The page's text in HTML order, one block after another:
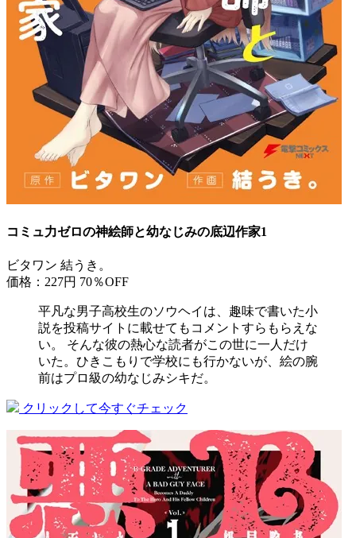
コミュ力ゼロの神絵師と幼なじみの底辺作家1
ビタワン 結うき。
価格：227円 70％OFF
平凡な男子高校生のソウヘイは、趣味で書いた小
説を投稿サイトに載せてもコメントすらもらえな
い。 そんな彼の熱心な読者がこの世に一人だけ
いた。ひきこもりで学校にも行かないが、絵の腕
前はプロ級の幼なじみシキだ。
クリックして今すぐチェック